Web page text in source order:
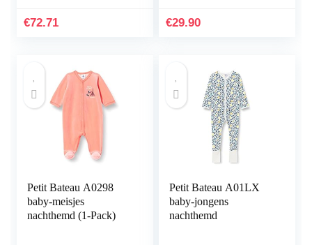
€72.71 €29.90
Petit Bateau A0298
baby-meisjes
nachthemd (1-Pack)
Petit Bateau A01LX
baby-jongens
nachthemd